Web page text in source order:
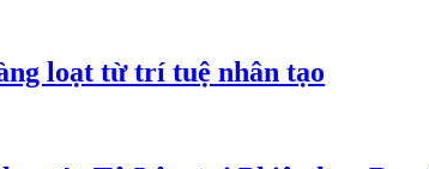
loạt từ trí tuệ nhân tạo